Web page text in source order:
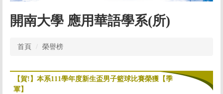
開南大學 應用華語學系(所)
首頁 榮譽榜
【賀!】本系111學年度新生盃男子籃球比賽榮獲【季
軍】